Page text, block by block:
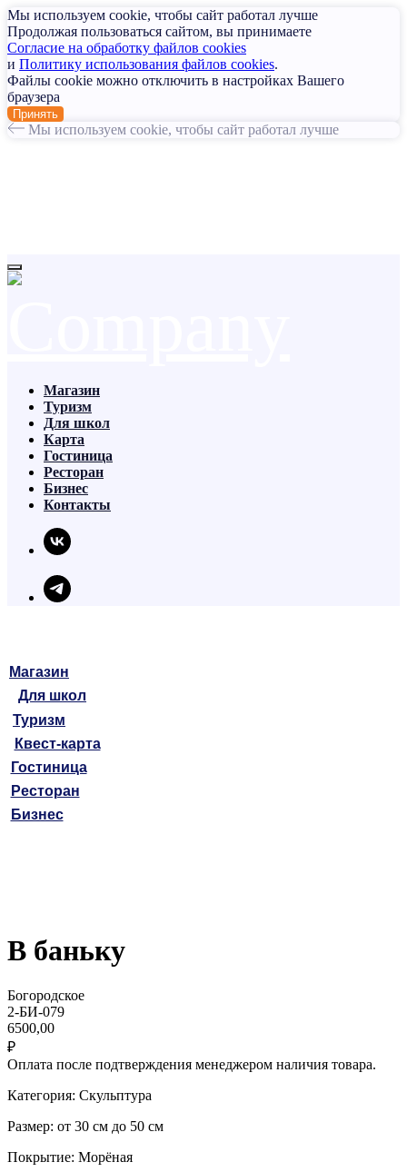
Мы используем cookie, чтобы сайт работал лучше
Продолжая пользоваться сайтом, вы принимаете
Согласие на обработку файлов cookies
и Политику использования файлов cookies.
Файлы cookie можно отключить в настройках Вашего
браузера
Принять
Мы используем cookie, чтобы сайт работал лучше
Магазин
Для школ
Туризм
Квест-карта
Гостиница
Ресторан
Бизнес
Магазин
Туризм
Для школ
Карта
Гостиница
Ресторан
Бизнес
Контакты
В баньку
Богородское
2-БИ-079
6500,00
₽
Оплата после подтверждения менеджером наличия товара.
Категория: Скульптура
Размер: от 30 см до 50 см
Покрытие: Морёная